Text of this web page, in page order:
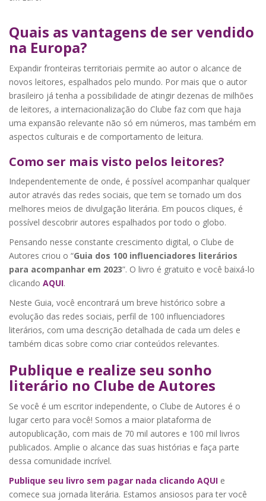
Quais as vantagens de ser vendido
na Europa?
Expandir fronteiras territoriais permite ao autor o alcance de
novos leitores, espalhados pelo mundo. Por mais que o autor
brasileiro já tenha a possibilidade de atingir dezenas de milhões
de leitores, a internacionalização do Clube faz com que haja
uma expansão relevante não só em números, mas também em
aspectos culturais e de comportamento de leitura.
Como ser mais visto pelos leitores?
Independentemente de onde, é possível acompanhar qualquer
autor através das redes sociais, que tem se tornado um dos
melhores meios de divulgação literária. Em poucos cliques, é
possível descobrir autores espalhados por todo o globo.
Pensando nesse constante crescimento digital, o Clube de
Autores criou o “Guia dos 100 influenciadores literários
para acompanhar em 2023”. O livro é gratuito e você baixá-lo
clicando AQUI.
Neste Guia, você encontrará um breve histórico sobre a
evolução das redes sociais, perfil de 100 influenciadores
literários, com uma descrição detalhada de cada um deles e
também dicas sobre como criar conteúdos relevantes.
Publique e realize seu sonho
literário no Clube de Autores
Se você é um escritor independente, o Clube de Autores é o
lugar certo para você! Somos a maior plataforma de
autopublicação, com mais de 70 mil autores e 100 mil livros
publicados. Amplie o alcance das suas histórias e faça parte
dessa comunidade incrível.
Publique seu livro sem pagar nada clicando AQUI e
comece sua jornada literária. Estamos ansiosos para ter você